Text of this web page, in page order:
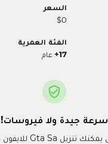
السعر
$0
الفئة العمرية
17+ عام
سرعة جيدة ولا فيروسات!